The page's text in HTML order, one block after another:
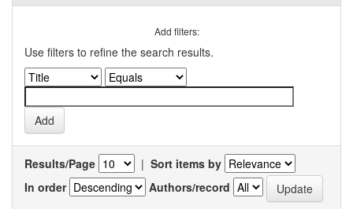
Add filters:
Use filters to refine the search results.
Results/Page | Sort items by
In order
Authors/record